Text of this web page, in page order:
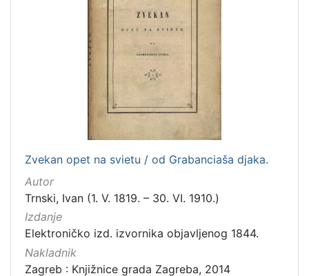
Zvekan opet na svietu / od Grabanciaša djaka.
Autor
Trnski, Ivan (1. V. 1819. – 30. VI. 1910.)
Izdanje
Elektroničko izd. izvornika objavljenog 1844.
Nakladnik
Zagreb : Knjižnice grada Zagreba, 2014